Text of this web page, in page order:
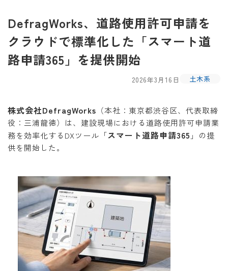
DefragWorks、道路使用許可申請を
クラウドで標準化した「スマート道
路申請365」を提供開始
2026年3月16日 土木系
株式会社DefragWorks （本社：東京都渋谷区、代表取締
役：三浦龍徳）は、建設現場における道路使用許可申請業
務を効率化するDXツール「スマート道路申請365 」の提
供を開始した。